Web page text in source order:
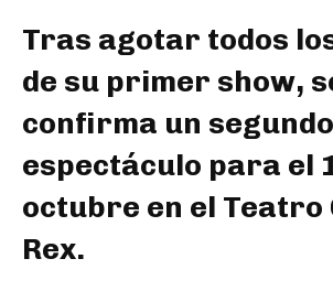
Tras agotar todos
de su primer show,
confirma un segundo
espectáculo para el
octubre en el Teatro
Rex.